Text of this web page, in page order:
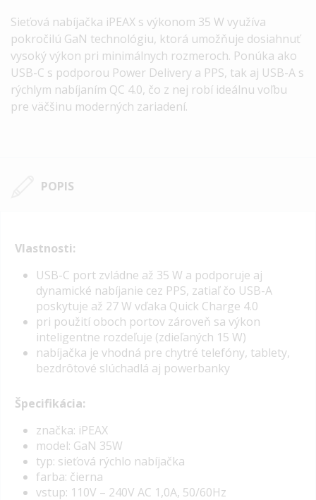
Sieťová nabíjačka iPEAX s výkonom 35 W využíva
pokročilú GaN technológiu, ktorá umožňuje dosiahnuť
vysoký výkon pri minimálnych rozmeroch. Ponúka ako
USB-C s podporou Power Delivery a PPS, tak aj USB-A s
rýchlym nabíjaním QC 4.0, čo z nej robí ideálnu voľbu
pre väčšinu moderných zariadení.
POPIS
Vlastnosti:
USB-C port zvládne až 35 W a podporuje aj
dynamické nabíjanie cez PPS, zatiaľ čo USB-A
poskytuje až 27 W vďaka Quick Charge 4.0
pri použití oboch portov zároveň sa výkon
inteligentne rozdeľuje (zdieľaných 15 W)
nabíjačka je vhodná pre chytré telefóny, tablety,
bezdrôtové slúchadlá aj powerbanky
Špecifikácia:
značka: iPEAX
model: GaN 35W
typ: sieťová rýchlo nabíjačka
farba: čierna
vstup: 110V – 240V AC 1,0A, 50/60Hz